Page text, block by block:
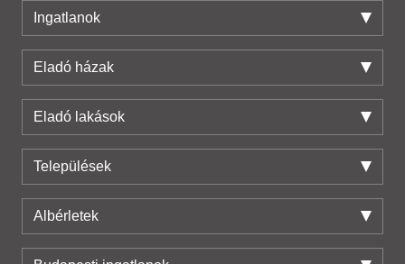
Ingatlanok
Eladó házak
Eladó lakások
Települések
Albérletek